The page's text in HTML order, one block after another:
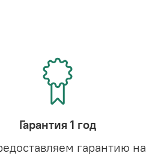
Гарантия 1 год
гарантию на